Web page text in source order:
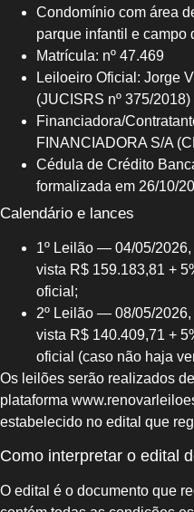
Condomínio com área
parque infantil e campo
Matrícula: nº 47.469
Leiloeiro Oficial: Jorge
(JUCISRS nº 375/2018)
Financiadora/
FINANCIADORA S/A
Cédula de Crédito
formalizada em 26/10/
Calendário e lances
1º Leilão — 04/05/
vista R$ 159.183,81 +
oficial;
2º Leilão — 08/05/
vista R$ 140.409,71 +
oficial (caso não haja
Os leilões serão realizados
plataforma
estabelecido no edital que
Como interpretar o edital
O edital é o documento que